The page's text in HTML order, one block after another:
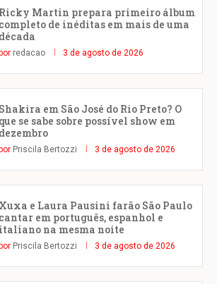
Ricky Martin prepara primeiro álbum
completo de inéditas em mais de uma
década
redacao 3 de agosto de 2026
Shakira em São José do Rio Preto? O
que se sabe sobre possível show em
dezembro
Priscila Bertozzi 3 de agosto de 2026
Xuxa e Laura Pausini farão São Paulo
cantar em português, espanhol e
italiano na mesma noite
Priscila Bertozzi 3 de agosto de 2026